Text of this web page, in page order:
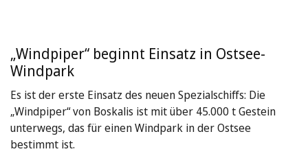
„Windpiper“ beginnt Einsatz in Ostsee-
Windpark
Es ist der erste Einsatz des neuen Spezialschiffs: Die
„Windpiper“ von Boskalis ist mit über 45.000 t Gestein
unterwegs, das für einen Windpark in der Ostsee
bestimmt ist.